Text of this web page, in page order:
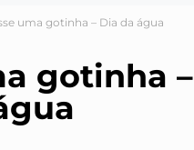
uma gotinha – Dia da água
gotinha –